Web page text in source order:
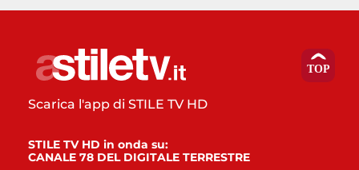
Scarica l'app di STILE TV HD
STILE TV HD in onda su:
CANALE 78 DEL DIGITALE TERRESTRE